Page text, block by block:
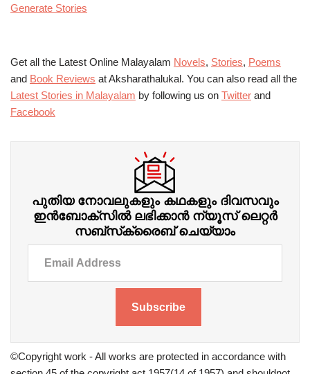
Generate Stories
Get all the Latest Online Malayalam Novels, Stories, Poems
and Book Reviews at Aksharathalukal. You can also read all the
Latest Stories in Malayalam by following us on Twitter and
Facebook
പുതിയ നോവലുകളും കഥകളും ദിവസവും
ഇന്‍ബോക്‌സില്‍ ലഭിക്കാന്‍ ന്യൂസ് ലെറ്റർ
സബ്‌സ്‌ക്രൈബ് ചെയ്യാം
Subscribe
©Copyright work - All works are protected in accordance with